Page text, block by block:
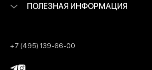
ПОЛЕЗНАЯ ИНФОРМАЦИЯ
+7 (495) 139-66-00